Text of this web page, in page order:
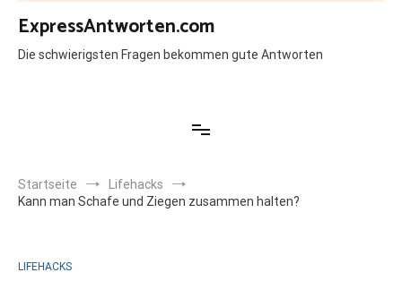
Zum
Inhalt
springen
ExpressAntworten.com
Die schwierigsten Fragen bekommen gute Antworten
Startseite
Lifehacks
Kann man Schafe und Ziegen zusammen halten?
LIFEHACKS